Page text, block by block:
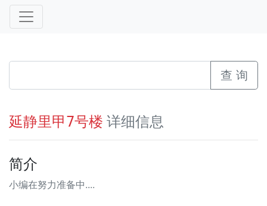
查 询
延静里甲7号楼 详细信息
简介
小编在努力准备中....